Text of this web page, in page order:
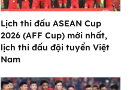
Lịch thi đấu ASEAN Cup
2026 (AFF Cup) mới nhất,
lịch thi đấu đội tuyển Việt
Nam